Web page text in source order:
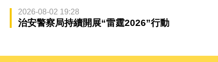
2026-08-02 19:28
治安警察局持續開展“雷霆2026”行動